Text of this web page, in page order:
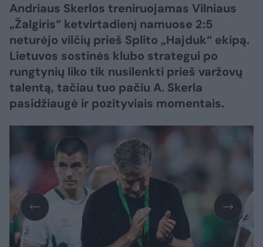
Andriaus Skerlos treniruojamas Vilniaus
„Žalgiris“ ketvirtadienį namuose 2:5
neturėjo vilčių prieš Splito „Hajduk“ ekipą.
Lietuvos sostinės klubo strategui po
rungtynių liko tik nusilenkti prieš varžovų
talentą, tačiau tuo pačiu A. Skerla
pasidžiaugė ir pozityviais momentais.